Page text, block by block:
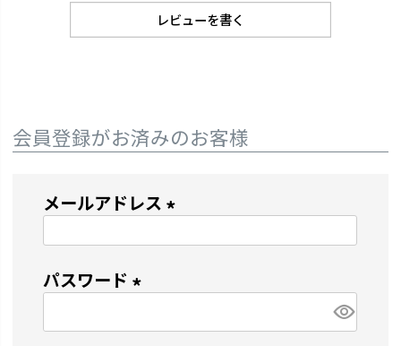
レビューを書く
会員登録がお済みのお客様
メールアドレス
パスワード
必